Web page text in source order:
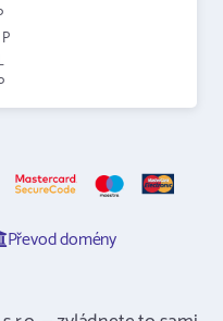
Převod domény